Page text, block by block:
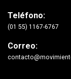
Teléfono:
(01 55) 1167-6767
Correo: